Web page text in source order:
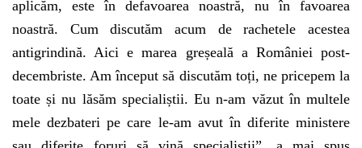
aplicăm, este în defavoarea noastră, nu în favoarea
noastră. Cum discutăm acum de rachetele acestea
antigrindină. Aici e marea greșeală a României post-
decembriste. Am început să discutăm toți, ne pricepem la
toate și nu lăsăm specialiștii. Eu n-am văzut în multele
mele dezbateri pe care le-am avut în diferite ministere